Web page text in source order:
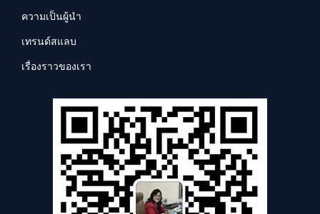
ความเป็นผู้นำ
เทรนด์สแลบ
เรื่องราวของเรา